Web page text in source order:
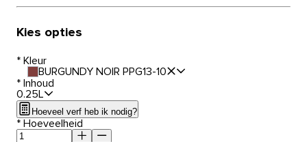
Kies opties
* Kleur
BURGUNDY NOIR PPG13-10
* Inhoud
0.25L
Hoeveel verf heb ik nodig?
* Hoeveelheid